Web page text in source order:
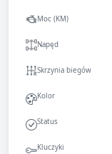
Moc (KM)
Napęd
Skrzynia biegów
Kolor
Status
Kluczyki